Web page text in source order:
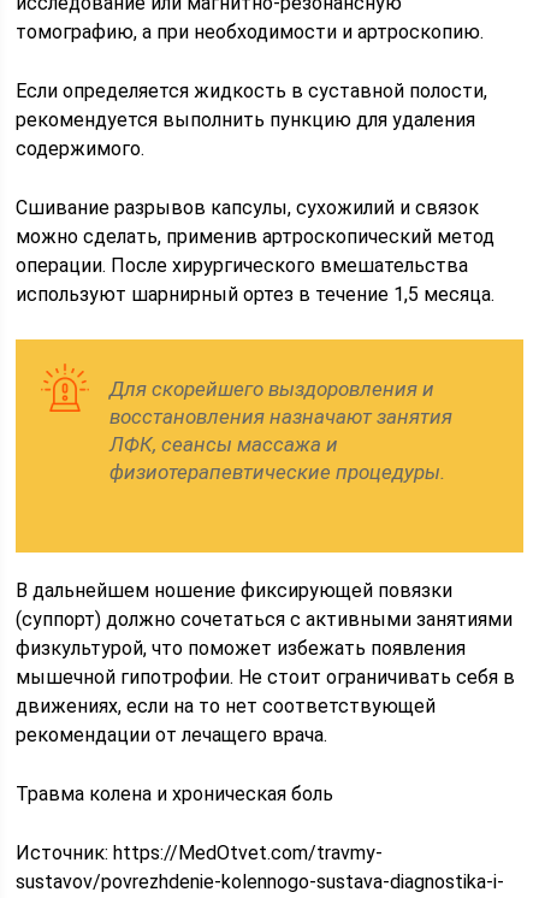
томографию, а при необходимости и артроскопию.
Если определяется жидкость в суставной полости,
рекомендуется выполнить пункцию для удаления
содержимого.
Сшивание разрывов капсулы, сухожилий и связок
можно сделать, применив артроскопический метод
операции. После хирургического вмешательства
используют шарнирный ортез в течение 1,5 месяца.
Для скорейшего выздоровления и
восстановления назначают занятия
ЛФК, сеансы массажа и
физиотерапевтические процедуры.
В дальнейшем ношение фиксирующей повязки
(суппорт) должно сочетаться с активными занятиями
физкультурой, что поможет избежать появления
мышечной гипотрофии. Не стоит ограничивать себя в
движениях, если на то нет соответствующей
рекомендации от лечащего врача.
Травма колена и хроническая боль
Источник:https://MedOtvet.com/travmy-
sustavov/povrezhdenie-kolennogo-sustava-diagnostika-i-